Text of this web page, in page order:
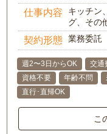
仕事内容
キッチン
グ、その
契約形態 業務委託
週2〜3日からOK 交通
資格不要
年齢不問
直行･直帰OK
こ